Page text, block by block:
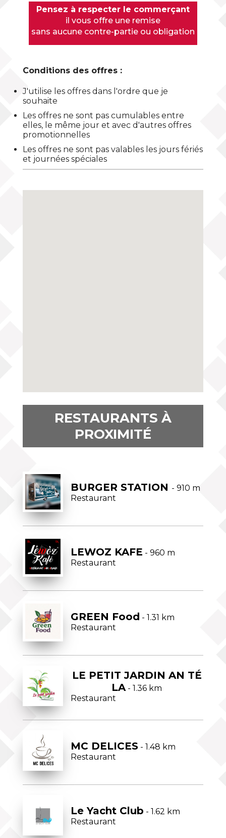
Pensez à respecter le commerçant
il vous offre une remise
sans aucune contre-partie ou obligation
Conditions des offres :
J'utilise les offres dans l'ordre que je
souhaite
Les offres ne sont pas cumulables entre
elles, le même jour et avec d'autres offres
promotionnelles
Les offres ne sont pas valables les jours fériés
et journées spéciales
RESTAURANTS À
PROXIMITÉ
BURGER STATION - 910 m
Restaurant
LEWOZ KAFE - 960 m
Restaurant
GREEN Food - 1.31 km
Restaurant
LE PETIT JARDIN AN TÉ
LA- 1.36 km
Restaurant
MC DELICES- 1.48 km
Restaurant
Le Yacht Club - 1.62 km
Restaurant